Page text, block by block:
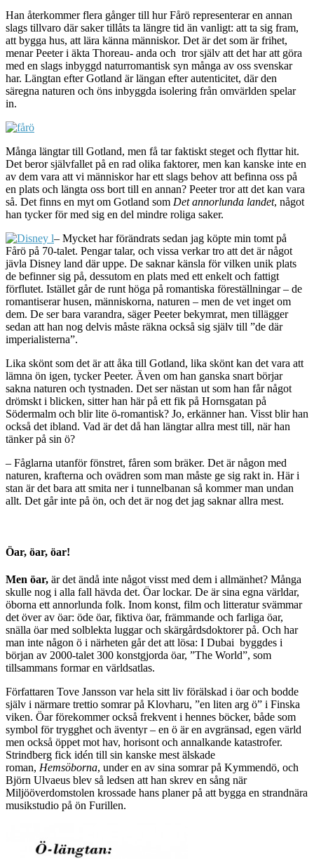
Han återkommer flera gånger till hur Fårö representerar en annan
slags tillvaro där saker tillåts ta längre tid än vanligt: att ta sig fram,
att bygga hus, att lära känna människor. Det är det som är frihet,
menar Peeter i äkta Thoreau- anda och tror själv att det har att göra
med en slags inbyggd naturromantisk syn många av oss svenskar
har. Längtan efter Gotland är längan efter autenticitet, där den
säregna naturen och öns inbyggda isolering från omvärlden spelar
in.
Många längtar till Gotland, men få tar faktiskt steget och flyttar hit.
Det beror självfallet på en rad olika faktorer, men kan kanske inte en
av dem vara att vi människor har ett slags behov att befinna oss på
en plats och längta oss bort till en annan? Peeter tror att det kan vara
så. Det finns en myt om Gotland som Det annorlunda landet, något
han tycker för med sig en del mindre roliga saker.
– Mycket har förändrats sedan jag köpte min tomt på
Fårö på 70-talet. Pengar talar, och vissa verkar tro att det är något
jävla Disney land där uppe. De saknar känsla för vilken unik plats
de befinner sig på, dessutom en plats med ett enkelt och fattigt
förflutet. Istället går de runt höga på romantiska föreställningar – de
romantiserar husen, människorna, naturen – men de vet inget om
dem. De ser bara varandra, säger Peeter bekymrat, men tillägger
sedan att han nog delvis måste räkna också sig själv till ”de där
imperialisterna”.
Lika skönt som det är att åka till Gotland, lika skönt kan det vara att
lämna ön igen, tycker Peeter. Även om han ganska snart börjar
sakna naturen och tystnaden. Det ser nästan ut som han får något
drömskt i blicken, sitter han här på ett fik på Hornsgatan på
Södermalm och blir lite ö-romantisk? Jo, erkänner han. Visst blir han
också det ibland. Vad är det då han längtar allra mest till, när han
tänker på sin ö?
– Fåglarna utanför fönstret, fåren som bräker. Det är någon med
naturen, krafterna och ovädren som man måste ge sig rakt in. Här i
stan är det bara att smita ner i tunnelbanan så kommer man undan
allt. Det går inte på ön, och det är nog det jag saknar allra mest.
Öar, öar, öar!
Men öar, är det ändå inte något visst med dem i allmänhet? Många
skulle nog i alla fall hävda det. Öar lockar. De är sina egna världar,
öborna ett annorlunda folk. Inom konst, film och litteratur svämmar
det över av öar: öde öar, fiktiva öar, främmande och farliga öar,
snälla öar med solblekta luggar och skärgårdsdoktorer på. Och har
man inte någon ö i närheten går det att lösa: I Dubai byggdes i
början av 2000-talet 300 konstgjorda öar, ”The World”, som
tillsammans formar en världsatlas.
Författaren Tove Jansson var hela sitt liv förälskad i öar och bodde
själv i närmare trettio somrar på Klovharu, ”en liten arg ö” i Finska
viken. Öar förekommer också frekvent i hennes böcker, både som
symbol för trygghet och äventyr – en ö är en avgränsad, egen värld
men också öppet mot hav, horisont och annalkande katastrofer.
Strindberg fick idén till sin kanske mest älskade
roman, Hemsöborna, under en av sina somrar på Kymmendö, och
Björn Ulvaeus blev så ledsen att han skrev en sång när
Miljööverdomstolen krossade hans planer på att bygga en strandnära
musikstudio på ön Furillen.